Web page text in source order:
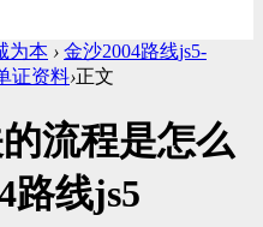
为本 › 金沙2004路线js5-
证资料›正文
流程是怎么
路线js5